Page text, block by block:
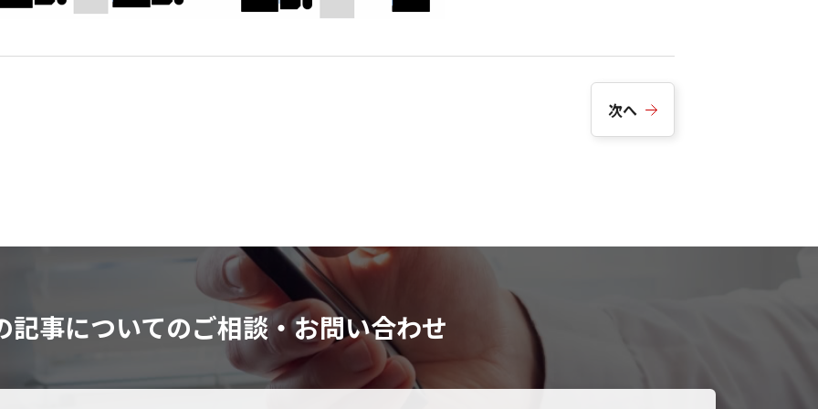
次へ
記事についてのご相談・お問い合わせ